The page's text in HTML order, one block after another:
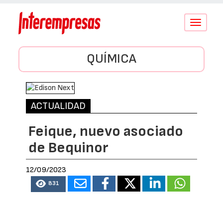
Conmutar
QUÍMICA
ACTUALIDAD
Feique, nuevo asociado
de Bequinor
12/09/2023
831